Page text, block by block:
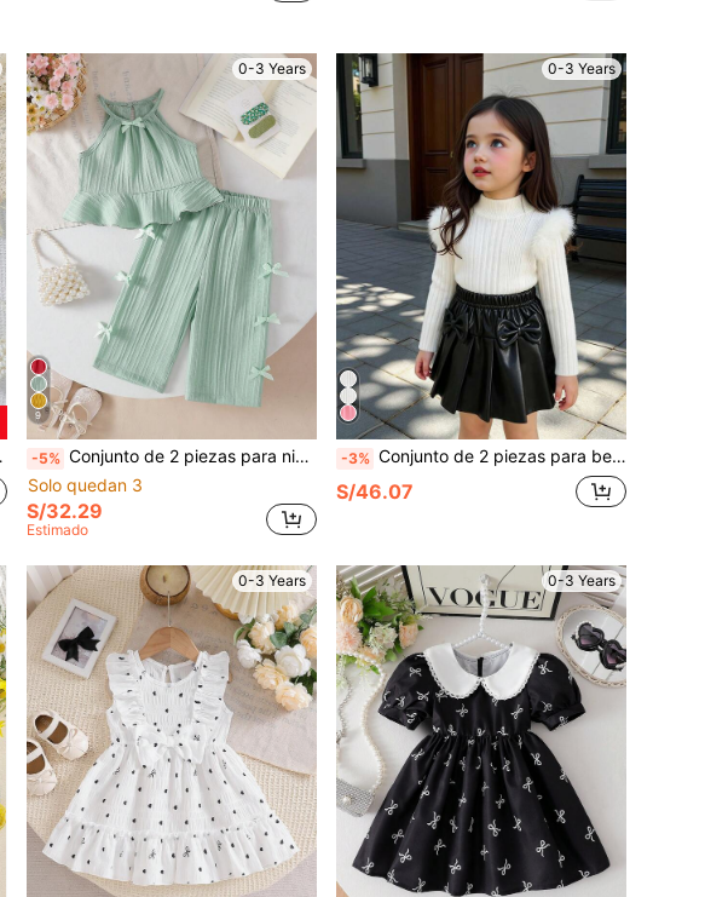
0-3 Years
9
-5% Conjunto de 2 piezas para niñas bebé con top de tirantes finos de unicolor con volantes y lazo, y pantalones rectos, adecuado para salidas diarias en primavera/verano
Solo quedan 3
S/32.29
Estimado
0-3 Years
-3% Conjunto de 2 piezas para bebé niña, camiseta de manga larga con cuello alto y ribete esponjoso, combinada con falda plisada con lazo 3D, atuendo casual para bebé niña, primavera/otoño, adecuado para salidas diarias y regalos de cumpleaños
S/46.07
0-3 Years 0-3 Years